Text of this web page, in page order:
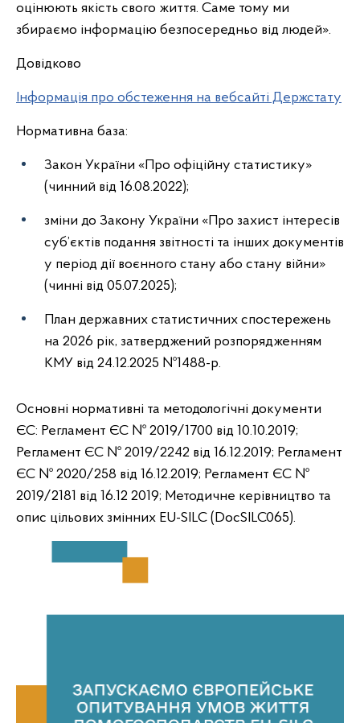
оцінюють якість свого життя. Саме тому ми
збираємо інформацію безпосередньо від людей».
Довідково
Інформація про обстеження на вебсайті Держстату
Нормативна база:
Закон України «Про офіційну статистику»
(чинний від 16.08.2022);
зміни до Закону України «Про захист інтересів
суб’єктів подання звітності та інших документів
у період дії воєнного стану або стану війни»
(чинні від 05.07.2025);
План державних статистичних спостережень
на 2026 рік, затверджений розпорядженням
КМУ від 24.12.2025 №1488-р.
Основні нормативні та методологічні документи
ЄС: Регламент ЄС № 2019/1700 від 10.10.2019;
Регламент ЄС № 2019/2242 від 16.12.2019; Регламент
ЄС № 2020/258 від 16.12.2019; Регламент ЄС №
2019/2181 від 16.12 2019; Методичне керівництво та
опис цільових змінних EU-SILC (DocSILC065).